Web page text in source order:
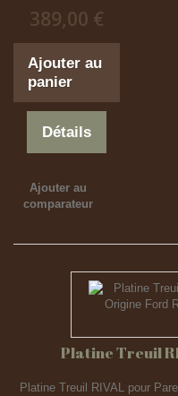
389,00 €
Ajouter au
panier
Détails
Ajouter au
comparateur
Platine Treuil
Platine Treuil RIVAL pour